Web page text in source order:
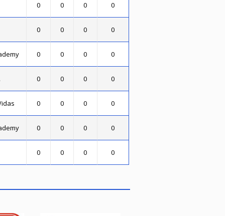
0 0 0 0
0 0 0 0
0 0 0 0
0 0 0 0
0 0 0 0
0 0 0 0
0 0 0 0